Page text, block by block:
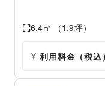
6.4㎡ （1.9坪）
利用料金（税込）